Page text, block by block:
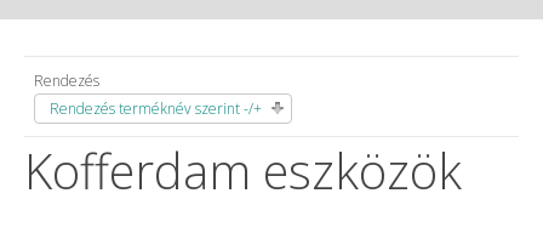
Rendezés
Rendezés terméknév szerint -/+
Kofferdam eszközök